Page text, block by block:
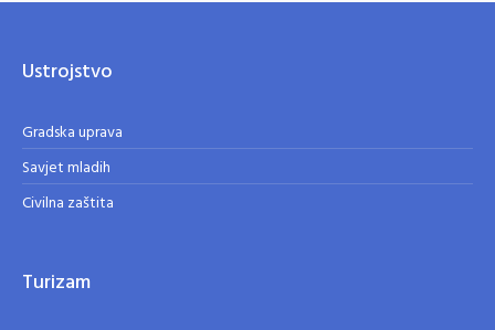
Ustrojstvo
Gradska uprava
Savjet mladih
Civilna zaštita
Turizam